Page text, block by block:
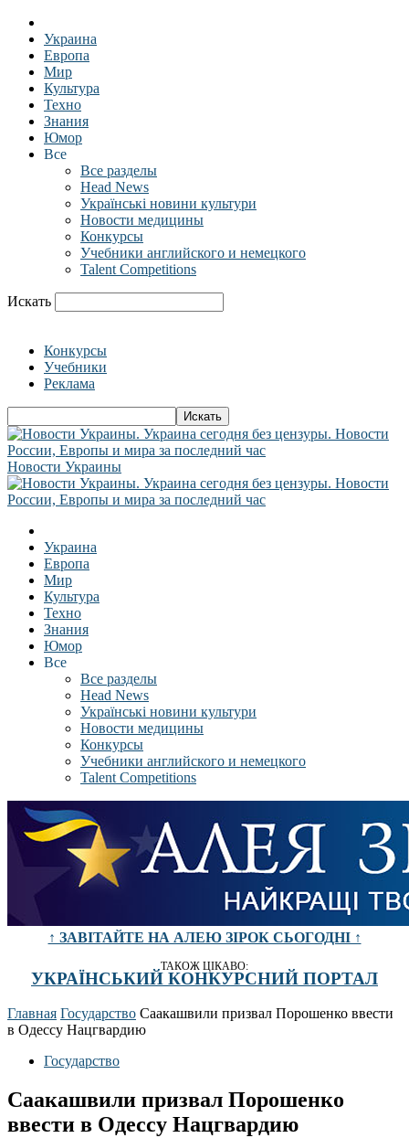
Украина
Европа
Мир
Культура
Техно
Знания
Юмор
Все
Все разделы
Head News
Українські новини культури
Новости медицины
Конкурсы
Учебники английского и немецкого
Talent Competitions
Искать
Конкурсы
Учебники
Реклама
Новости Украины
Украина
Европа
Мир
Культура
Техно
Знания
Юмор
Все
Все разделы
Head News
Українські новини культури
Новости медицины
Конкурсы
Учебники английского и немецкого
Talent Competitions
↑ ЗАВІТАЙТЕ НА АЛЕЮ ЗІРОК СЬОГОДНІ ↑
ТАКОЖ ЦІКАВО:
УКРАЇНСЬКИЙ КОНКУРСНИЙ ПОРТАЛ
Главная Государство Саакашвили призвал Порошенко ввести
в Одессу Нацгвардию
Государство
Саакашвили призвал Порошенко
ввести в Одессу Нацгвардию